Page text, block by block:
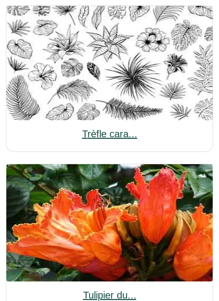
Trèfle cara...
Tulipier du...